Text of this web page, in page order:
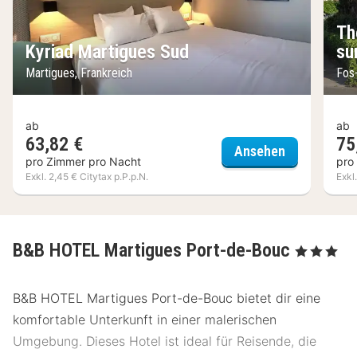
Kyriad Martigues Sud
Martigues, Frankreich
ab
63,82 €
pro Zimmer pro Nacht
Exkl. 2,45 € Citytax p.P.p.N.
Ansehen Kyriad
ab
pro
B&B HOTEL Martigues Port-de-Bouc , 3 Sterne
B&B HOTEL Martigues Port-de-Bouc bietet dir eine
komfortable Unterkunft in einer malerischen
Umgebung. Dieses Hotel ist ideal für Reisende, die